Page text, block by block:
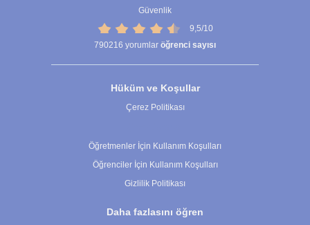
Güvenlik
9,5/10
790216 yorumlar öğrenci sayısı
Hüküm ve Koşullar
Çerez Politikası
Öğretmenler İçin Kullanım Koşulları
Öğrenciler İçin Kullanım Koşulları
Gizlilik Politikası
Daha fazlasını öğren